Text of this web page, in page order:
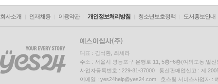
회사소개 인재채용 이용약관 개인정보처리방침 청소년보호정책 도서홍보안내
대표 : 김석환, 최세라
주소 : 서울시 영등포구 은행로 11, 5층~6층(여의도동,일신
사업자등록번호 : 229-81-37000 통신판매업신고 : 제
이메일 : yes24help@yes24.com 호스팅 서비스사업자 :